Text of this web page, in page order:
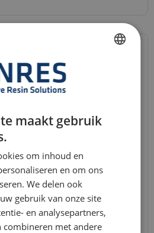
maakt gebruik
om inhoud en
en om ons
We delen ook
gebruik van onze site
en analysepartners,
combineren met andere